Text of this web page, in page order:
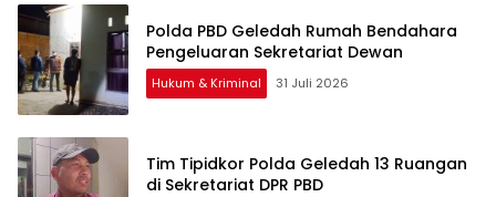
Polda PBD Geledah Rumah Bendahara
Pengeluaran Sekretariat Dewan
Hukum & Kriminal 31 Juli 2026
Tim Tipidkor Polda Geledah 13 Ruangan
di Sekretariat DPR PBD